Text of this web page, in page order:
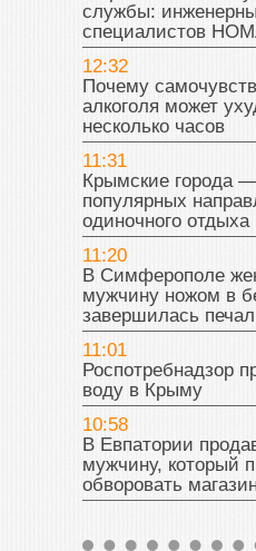
службы:
специалистов
12:32
Почему
алкоголя может
несколько часов
11:31
Крымские города
популярных
одиночного отдыха
11:20
В Симферополе
мужчину ножом в
завершилась
11:01
Роспотребнадзор
воду в Крыму
10:58
В Евпатории
мужчину, который
обворовать